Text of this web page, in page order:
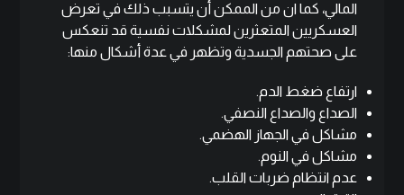
المالي، كما ان من الممكن أن يتسبب ذلك في تعرض
العسكريين المتعثرين لمشكلات نفسية قد تنعكس
على صحتهم الجسدية وتظهر في عدة أشكال منها:
ارتفاع ضغط الدم.
الصداع والصداع النصفي.
مشاكل في الجهاز الهضمي.
مشاكل في النوم.
عدم انتظام ضربات القلب.